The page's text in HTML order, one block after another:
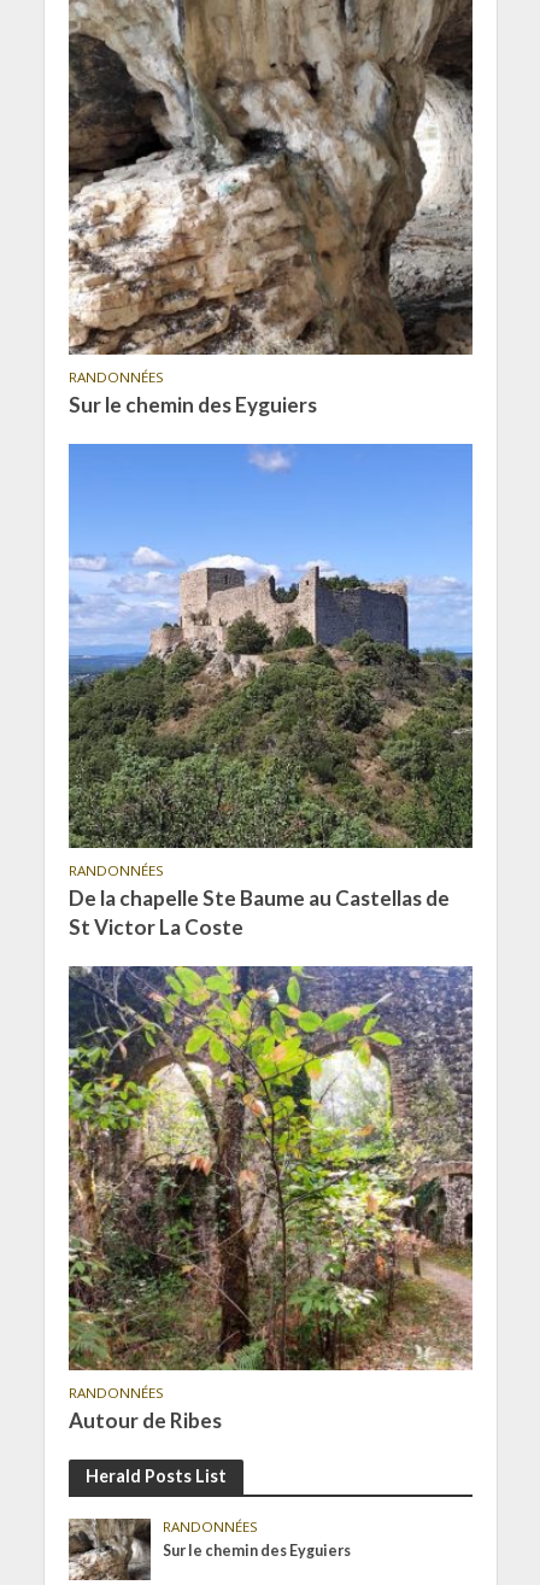
RANDONNÉES
Sur le chemin des Eyguiers
RANDONNÉES
De la chapelle Ste Baume au Castellas de
St Victor La Coste
RANDONNÉES
Autour de Ribes
Herald Posts List
RANDONNÉES
Sur le chemin des Eyguiers